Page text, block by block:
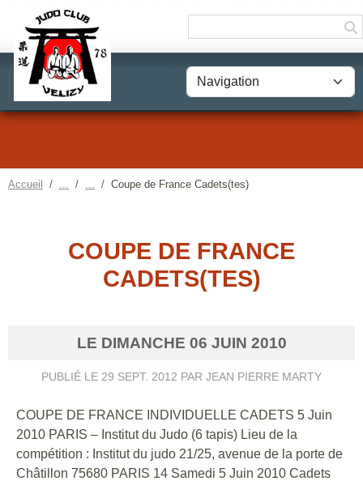
Accueil Coupe de France Cadets(tes)
COUPE DE FRANCE
CADETS(TES)
LE DIMANCHE 06 JUIN 2010
PUBLIÉ LE 29 SEPT. 2012 PAR JEAN PIERRE MARTY
COUPE DE FRANCE INDIVIDUELLE CADETS 5 Juin
2010 PARIS – Institut du Judo (6 tapis) Lieu de la
compétition : Institut du judo 21/25, avenue de la porte de
Châtillon 75680 PARIS 14 Samedi 5 Juin 2010 Cadets
Panneau de gestion des cookies